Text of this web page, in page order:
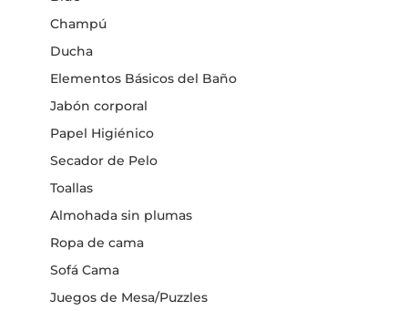
Champú
Ducha
Elementos Básicos del Baño
Jabón corporal
Papel Higiénico
Secador de Pelo
Toallas
Almohada sin plumas
Ropa de cama
Sofá Cama
Juegos de Mesa/Puzzles